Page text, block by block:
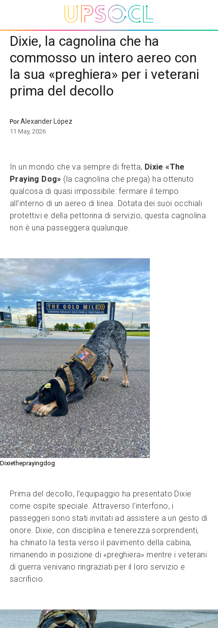
Dixie, la cagnolina che ha
commosso un intero aereo con
la sua «preghiera» per i veterani
prima del decollo
PorAlexander López
11 May, 2026
In un mondo che va sempre di fretta, Dixie «The
Praying Dog» (la cagnolina che prega) ha ottenuto
qualcosa di quasi impossibile: fermare il tempo
all’interno di un aereo di linea. Dotata dei suoi occhiali
protettivi e della pettorina di servizio, questa cagnolina
non è una passeggera qualunque.
Dixietheprayingdog
Prima del decollo, l’equipaggio ha presentato Dixie
come ospite speciale. Attraverso l’interfono, i
passeggeri sono stati invitati ad assistere a un gesto di
onore. Dixie, con disciplina e tenerezza sorprendenti,
ha chinato la testa verso il pavimento della cabina,
rimanendo in posizione di «preghiera» mentre i veterani
di guerra venivano ringraziati per il loro servizio e
sacrificio.